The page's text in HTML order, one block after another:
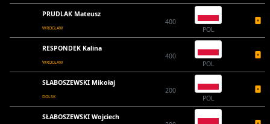
PRUDLAK Mateusz
WROCŁAW
400
POL
RESPONDEK Kalina
WROCŁAW
400
POL
SŁABOSZEWSKI Mikołaj
DOLSK
200
POL
SŁABOSZEWSKI Wojciech